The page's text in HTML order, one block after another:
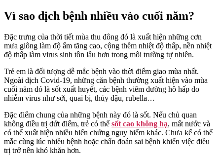
Mùa
Dịch
Cuối
Năm
Vì sao dịch bệnh nhiều vào cuối năm?
Đặc trưng của thời tiết mùa thu đông đó là xuất hiện những cơn
mưa giông làm độ ẩm tăng cao, cộng thêm nhiệt độ thấp, nền nhiệt
độ thấp làm virus sinh tồn lâu hơn trong môi trường tự nhiên.
Trẻ em là đối tượng dễ mắc bệnh vào thời điểm giao mùa nhất.
Ngoài dịch Covid-19, những căn bệnh thường xuất hiện vào mùa
cuối năm đó là sốt xuất huyết, các bệnh viêm đường hô hấp do
nhiễm virus như sởi, quai bị, thủy đậu, rubella…
Đặc điểm chung của những bệnh này đó là sốt. Nếu chủ quan
không điều trị dứt điểm, trẻ có thể sốt cao không hạ, mất nước và
có thể xuất hiện nhiều biến chứng nguy hiểm khác. Chưa kể có thể
mắc cùng lúc nhiều bệnh hoặc chẩn đoán sai bệnh khiến việc điều
trị trở nên khó khăn hơn.